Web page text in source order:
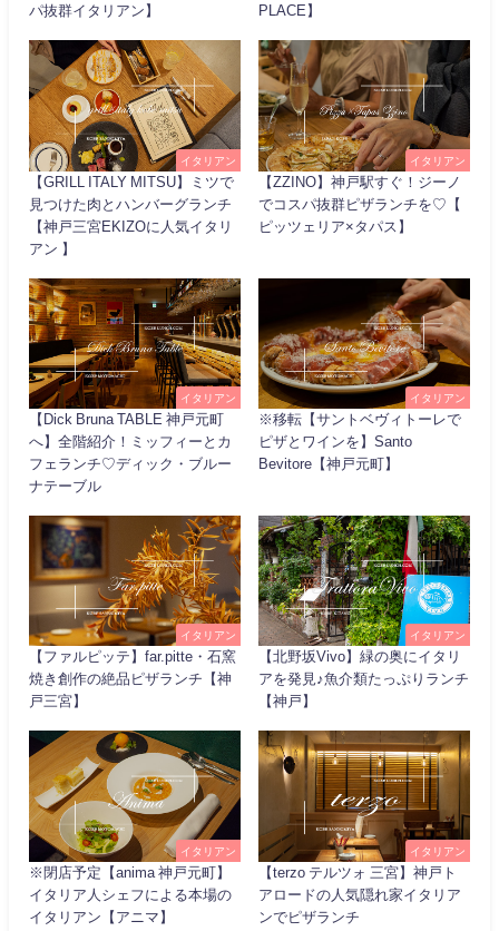
パ抜群イタリアン】
PLACE】
イタリアン
【GRILL ITALY MITSU】ミツで
見つけた肉とハンバーグランチ
【神戸三宮EKIZOに人気イタリ
アン 】
イタリアン
【ZZINO】神戸駅すぐ！ジーノ
でコスパ抜群ピザランチを♡【
ピッツェリア×タパス】
イタリアン
【Dick Bruna TABLE 神戸元町
へ】全階紹介！ミッフィーとカ
フェランチ♡ディック・ブルー
ナテーブル
イタリアン
※移転【サントベヴィトーレで
ピザとワインを】Santo
Bevitore【神戸元町】
イタリアン
【ファルピッテ】far.pitte・石窯
焼き創作の絶品ピザランチ【神
戸三宮】
イタリアン
【北野坂Vivo】緑の奥にイタリ
アを発見♪魚介類たっぷりランチ
【神戸】
イタリアン
※閉店予定【anima 神戸元町】
イタリア人シェフによる本場の
イタリアン【アニマ】
イタリアン
【terzo テルツォ 三宮】神戸ト
アロードの人気隠れ家イタリア
ンでピザランチ